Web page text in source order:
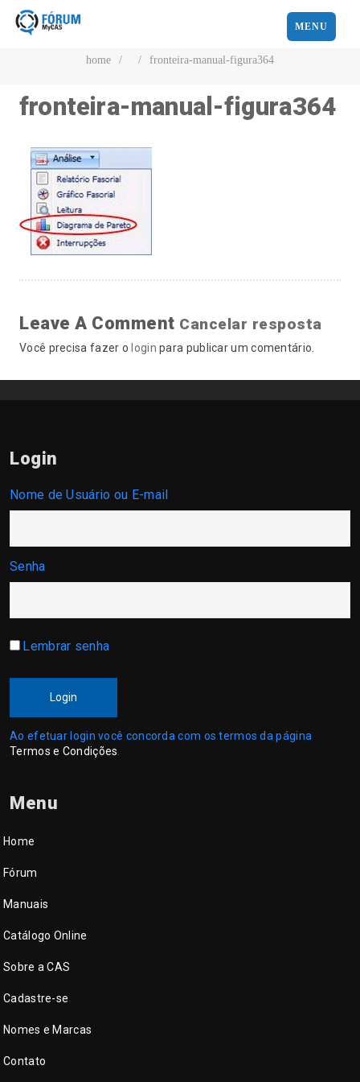
MENU
home / / fronteira-manual-figura364
fronteira-manual-figura364
Leave A Comment Cancelar resposta
Você precisa fazer o login para publicar um comentário.
Login
Nome de Usuário ou E-mail
Senha
Lembrar senha
Login
Ao efetuar login você concorda com os termos da página
Termos e Condições
Menu
Home
Fórum
Manuais
Catálogo Online
Sobre a CAS
Cadastre-se
Nomes e Marcas
Contato